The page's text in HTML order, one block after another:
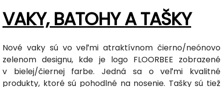
VAKY, BATOHY A TAŠKY
Nové vaky sú vo veľmi atraktívnom čierno/neónovo
zelenom designu, kde je logo FLOORBEE zobrazené
v bielej/čiernej farbe. Jedná sa o veľmi kvalitné
produkty, ktoré sú pohodlné na nosenie. Tašky sú tiež